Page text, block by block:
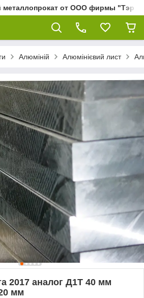
от ООО фирмы "Тэра"
Алюміній Алюмінієвий лист
2017 аналог Д1Т 40 мм
мм